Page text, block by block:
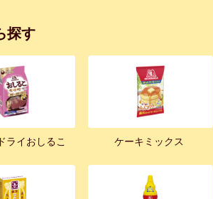
探す
ライおしるこ ケーキミックス